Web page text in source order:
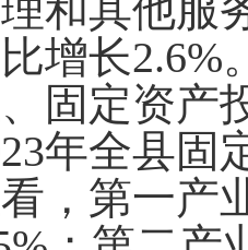
和其他服
增长2.6%
固定资产
年全县固
，第一产